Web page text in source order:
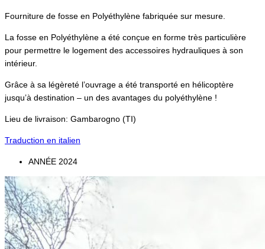
Fourniture de fosse en Polyéthylène fabriquée sur mesure.
La fosse en Polyéthylène a été conçue en forme très particulière
pour permettre le logement des accessoires hydrauliques à son
intérieur.
Grâce à sa légèreté l’ouvrage a été transporté en hélicoptère
jusqu’à destination – un des avantages du polyéthylène !
Lieu de livraison: Gambarogno (TI)
Traduction en italien
ANNÉE 2024